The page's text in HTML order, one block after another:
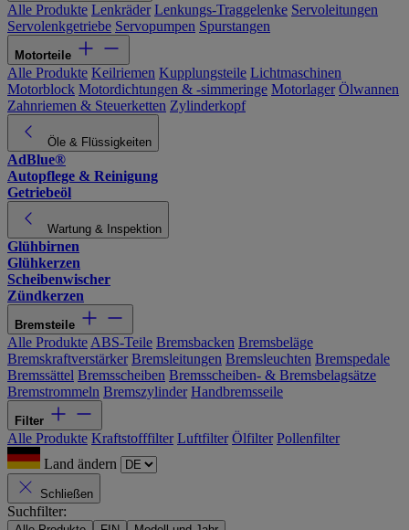
Alle Produkte Lenkräder Lenkungs-Traggelenke Servoleitungen
Servolenkgetriebe Servopumpen Spurstangen
Motorteile
Alle Produkte Keilriemen Kupplungsteile Lichtmaschinen
Motorblock Motordichtungen & -simmeringe Motorlager Ölwannen
Zahnriemen & Steuerketten Zylinderkopf
Öle & Flüssigkeiten
AdBlue®
Autopflege & Reinigung
Getriebeöl
Wartung & Inspektion
Glühbirnen
Glühkerzen
Scheibenwischer
Zündkerzen
Bremsteile
Alle Produkte ABS-Teile Bremsbacken Bremsbeläge
Bremskraftverstärker Bremsleitungen Bremsleuchten Bremspedale
Bremssättel Bremsscheiben Bremsscheiben- & Bremsbelagsätze
Bremstrommeln Bremszylinder Handbremsseile
Filter
Alle Produkte Kraftstofffilter Luftfilter Ölfilter Pollenfilter
Land ändern
Schließen
Suchfilter: